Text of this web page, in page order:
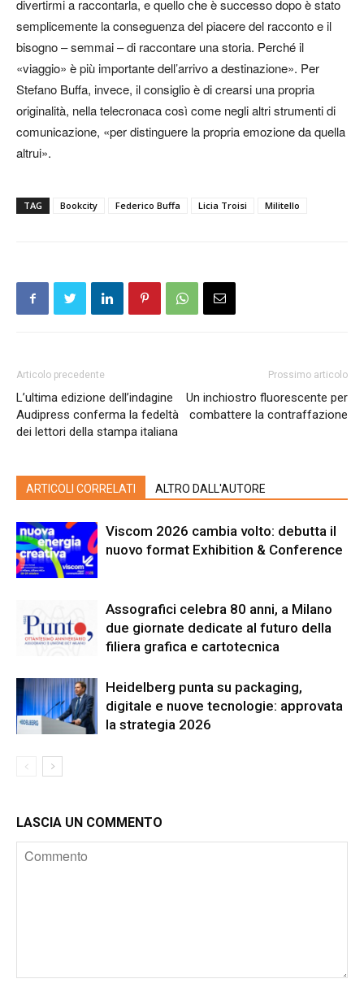
divertirmi a raccontarla, e quello che è successo dopo è stato
semplicemente la conseguenza del piacere del racconto e il
bisogno – semmai – di raccontare una storia. Perché il
«viaggio» è più importante dell’arrivo a destinazione». Per
Stefano Buffa, invece, il consiglio è di crearsi una propria
originalità, nella telecronaca così come negli altri strumenti di
comunicazione, «per distinguere la propria emozione da quella
altrui».
TAG Bookcity Federico Buffa Licia Troisi Militello
Articolo precedente
L’ultima edizione dell’indagine
Audipress conferma la fedeltà
dei lettori della stampa italiana
Prossimo articolo
Un inchiostro fluorescente per
combattere la contraffazione
ARTICOLI CORRELATI ALTRO DALL'AUTORE
Viscom 2026 cambia volto: debutta il
nuovo format Exhibition & Conference
Assografici celebra 80 anni, a Milano
due giornate dedicate al futuro della
filiera grafica e cartotecnica
Heidelberg punta su packaging,
digitale e nuove tecnologie: approvata
la strategia 2026
LASCIA UN COMMENTO